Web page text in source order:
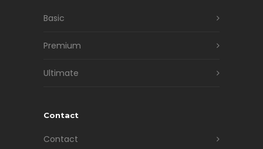
Basic
Premium
Ultimate
Contact
Contact